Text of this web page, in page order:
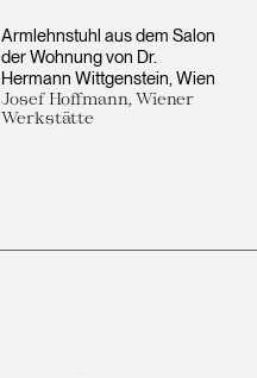
Armlehnstuhl aus dem Salon
der Wohnung von Dr.
Hermann Wittgenstein, Wien
Josef Hoffmann, Wiener
Werkstätte